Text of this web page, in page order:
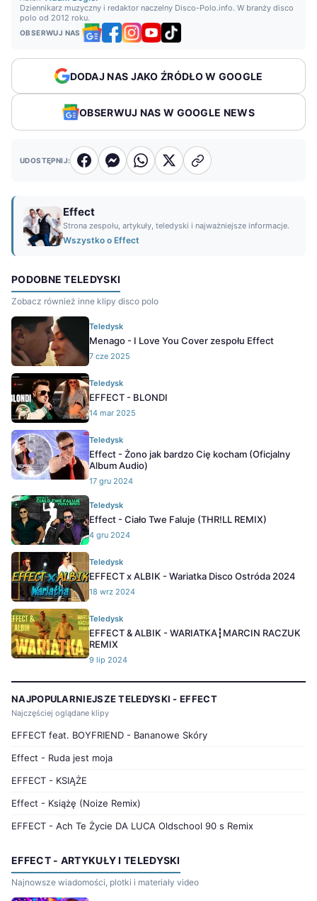
Dziennikarz muzyczny i redaktor naczelny Disco-Polo.info. W branży disco
polo od 2012 roku.
OBSERWUJ NAS
DODAJ NAS JAKO ŹRÓDŁO W GOOGLE
OBSERWUJ NAS W GOOGLE NEWS
UDOSTĘPNIJ:
Effect
Strona zespołu, artykuły, teledyski i najważniejsze informacje.
Wszystko o Effect
PODOBNE TELEDYSKI
Zobacz również inne klipy disco polo
Teledysk
Menago - I Love You Cover zespołu Effect
7 cze 2025
Teledysk
EFFECT - BLONDI
14 mar 2025
Teledysk
Effect - Żono jak bardzo Cię kocham (Oficjalny
Album Audio)
17 gru 2024
Teledysk
Effect - Ciało Twe Faluje (THR!LL REMIX)
4 gru 2024
Teledysk
EFFECT x ALBIK - Wariatka Disco Ostróda 2024
18 wrz 2024
Teledysk
EFFECT & ALBIK - WARIATKA┇MARCIN RACZUK
REMIX
9 lip 2024
NAJPOPULARNIEJSZE TELEDYSKI - EFFECT
Najczęściej oglądane klipy
EFFECT feat. BOYFRIEND - Bananowe Skóry
Effect - Ruda jest moja
EFFECT - KSIĄŻE
Effect - Książę (Noize Remix)
EFFECT - Ach Te Życie DA LUCA Oldschool 90 s Remix
EFFECT - ARTYKUŁY I TELEDYSKI
Najnowsze wiadomości, plotki i materiały video